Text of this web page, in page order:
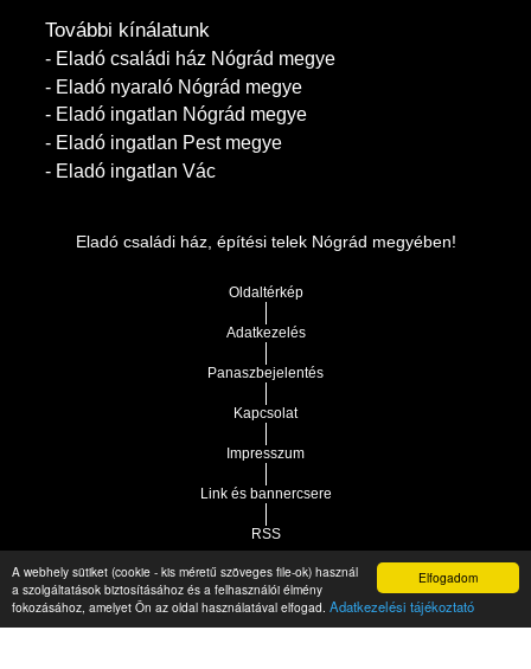
Elfogadom
A webhely sütiket (cookie - kis méretű szöveges file-ok) használ
a szolgáltatások biztosításához és a felhasználói élmény
fokozásához, amelyet Ön az oldal használatával elfogad. Adatkezelési tájékoztató
További kínálatunk
- Eladó családi ház Nógrád megye
- Eladó nyaraló Nógrád megye
- Eladó ingatlan Nógrád megye
- Eladó ingatlan Pest megye
- Eladó ingatlan Vác
Eladó családi ház, építési telek Nógrád megyében!
Oldaltérkép
Adatkezelés
Panaszbejelentés
Kapcsolat
Impresszum
Link és bannercsere
RSS
Copyright © 2021.Vár-Köz Kft. - Ingatlan nyilvántartó, ügyviteli és
adminisztrációs szoftver